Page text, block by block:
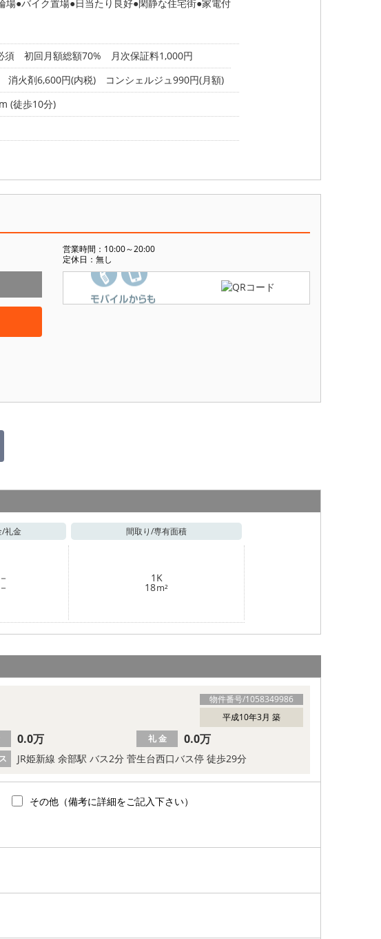
場 バイク置場 日当たり良好 閑静な住宅街 家電付
須 初回月額総額70% 月次保証料1,000円
消火剤6,600円(内税) コンシェルジュ990円(月額)
(徒歩10分)
営業時間：10:00～20:00
定休日：無し
/礼金 間取り/専有面積
－
－
1K
18m²
物件番号/1058349986
平成10年3月 築
JR姫新線 余部駅 バス2分 菅生台西口バス停 徒歩29分
0.0万 礼 金 0.0万
その他（備考に詳細をご記入下さい）